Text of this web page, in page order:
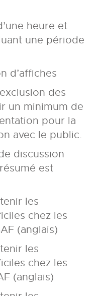
heure et
une période
d’affiches
des
un minimum de
pour la
avec le public.
discussion
est
les
chez les
(anglais)
les
chez les
(anglais)